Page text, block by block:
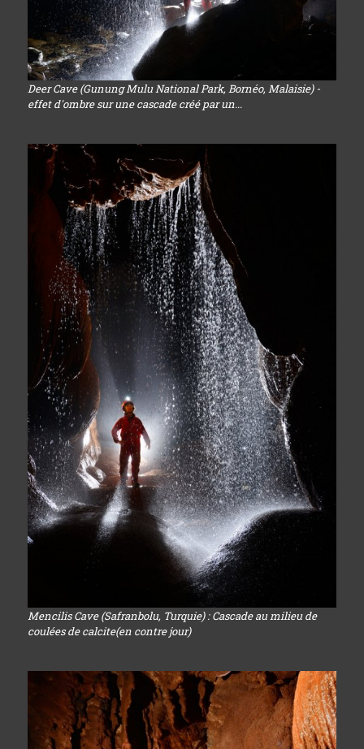
Deer Cave (Gunung Mulu National Park, Bornéo, Malaisie) -
effet d'ombre sur une cascade créé par un...
Mencilis Cave (Safranbolu, Turquie) : Cascade au milieu de
coulées de calcite(en contre jour)